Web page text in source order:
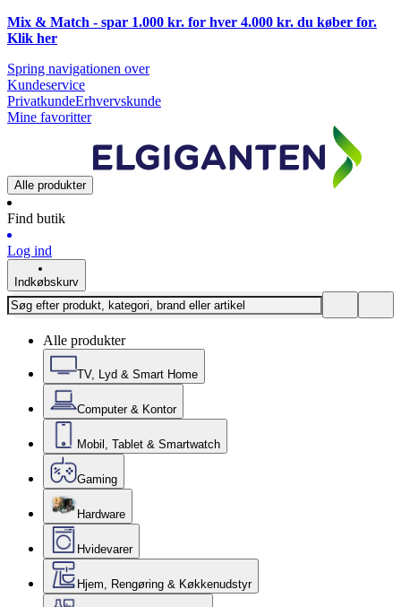
Mix & Match - spar 1.000 kr. for hver 4.000 kr. du køber for.
Klik her
Spring navigationen over
Kundeservice
PrivatkundeErhvervskunde
Mine favoritter
Alle produkter
Find butik
Log ind
Indkøbskurv
Alle produkter
TV, Lyd & Smart Home
Computer & Kontor
Mobil, Tablet & Smartwatch
Gaming
Hardware
Hvidevarer
Hjem, Rengøring & Køkkenudstyr